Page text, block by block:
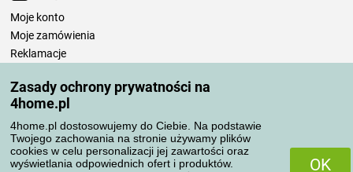
Zasady ochrony prywatności na
4home.pl
4home.pl dostosowujemy do Ciebie. Na podstawie
Twojego zachowania na stronie używamy plików
cookies w celu personalizacji jej zawartości oraz
wyświetlania odpowiednich ofert i produktów.
OK
Moje konto
Moje zamówienia
Reklamacje
Zasady przetwarzania recenzji
Sposoby transportu